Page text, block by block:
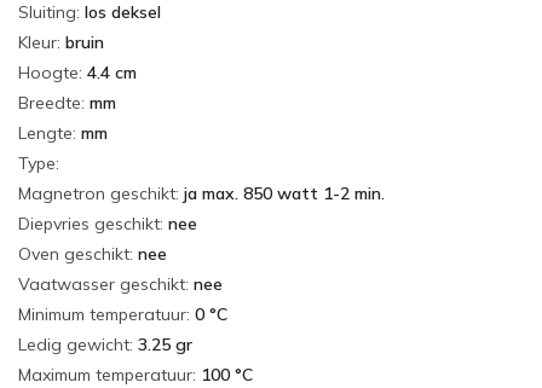
Sluiting: los deksel
Kleur: bruin
Hoogte: 4.4 cm
Breedte: mm
Lengte: mm
Type:
Magnetron geschikt: ja max. 850 watt 1-2 min.
Diepvries geschikt: nee
Oven geschikt: nee
Vaatwasser geschikt: nee
Minimum temperatuur: 0 °C
Ledig gewicht: 3.25 gr
Maximum temperatuur: 100 °C